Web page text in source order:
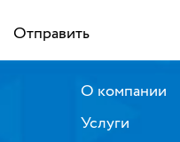
Отправить
О компании
Услуги